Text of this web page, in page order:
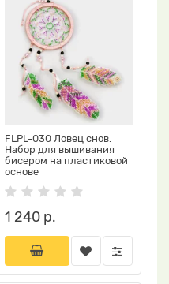
FLPL-030 Ловец снов.
Набор для вышивания
бисером на пластиковой
основе
1 240 р.